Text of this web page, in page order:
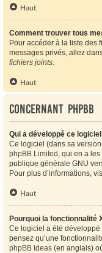
Haut
Comment trouver tous
Pour accéder à la liste des
messages privés, allez
fichiers joints.
Haut
Concernant phpBB
Qui a développé ce
Ce logiciel (dans sa
phpBB Limited , qui en a
publique générale GNU
Pour plus d’informations,
Haut
Pourquoi la fonctionnalité
Ce logiciel a été
pensez qu’une
phpBB Ideas (en anglais)